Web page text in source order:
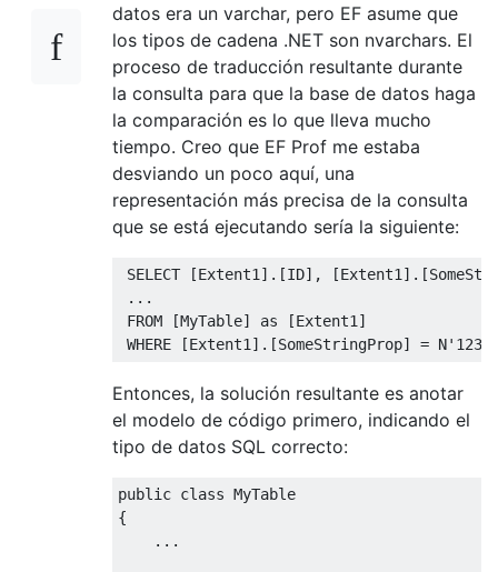
datos era un varchar, pero EF asume que
los tipos de cadena .NET son nvarchars. El
proceso de traducción resultante durante
la consulta para que la base de datos haga
la comparación es lo que lleva mucho
tiempo. Creo que EF Prof me estaba
desviando un poco aquí, una
representación más precisa de la consulta
que se está ejecutando sería la siguiente:
SELECT [Extent1 ].[ID], [Extent1 ].[
...
FROM
[MyTable] as [Extent1 ]
WHERE
[Extent1 ].[SomeStringProp] = N
Entonces, la solución resultante es anotar
el modelo de código primero, indicando el
tipo de datos SQL correcto:
public class MyTable
{
...